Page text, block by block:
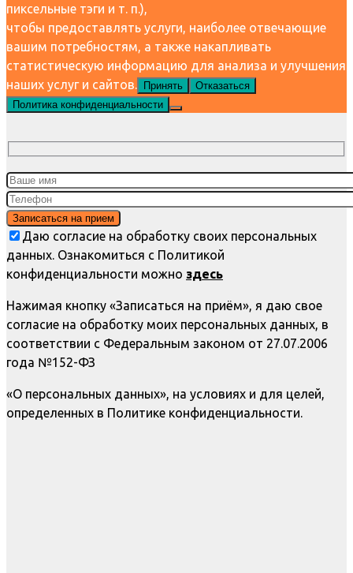
пиксельные тэги и т. п.),
чтобы предоставлять услуги, наиболее отвечающие
вашим потребностям, а также накапливать
статистическую информацию для анализа и улучшения
наших услуг и сайтов.
Принять
Отказаться
Политика конфиденциальности
Даю согласие на обработку своих персональных
данных. Ознакомиться с Политикой
конфиденциальности можно здесь
Нажимая кнопку «Записаться на приём», я даю свое
согласие на обработку моих персональных данных, в
соответствии с Федеральным законом от 27.07.2006
года №152-ФЗ
«О персональных данных», на условиях и для целей,
определенных в Политике конфиденциальности.